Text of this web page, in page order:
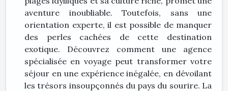
aventure inoubliable. Toutefois, sans une
orientation experte, il est possible de manquer
des perles cachées de cette destination
exotique. Découvrez comment une agence
spécialisée en voyage peut transformer votre
séjour en une expérience inégalée, en dévoilant
les trésors insoupçonnés du pays du sourire. La